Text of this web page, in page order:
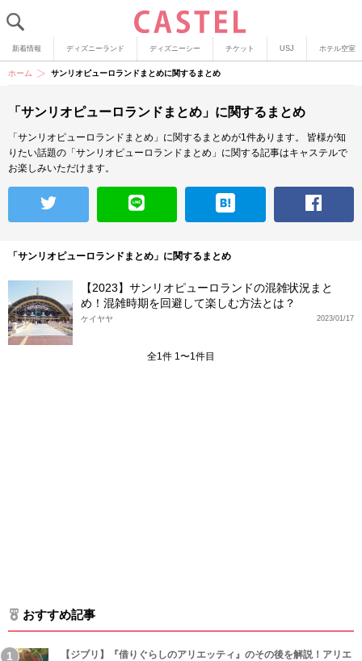
新着情報 ディズニーランド ディズニーシー チケット USJ ホテル空室
ホーム サンリオピューロランドまとめに関するまとめ
「サンリオピューロランドまとめ」に関するまとめ
「サンリオピューロランドまとめ」に関するまとめが1件あります。
皆様が知
りたい話題の「サンリオピューロランドまとめ」に関する記事はキャステルで
お楽しみいただけます。
「サンリオピューロランドまとめ」に関するまとめ
【2023】サンリオピューロランドの混雑状況まと
め！混雑時期を回避して楽しむ方法とは？
2023/01/17
ケイヤヤ
全1件 1〜1件目
おすすめ記事
【ジブリ】『借りぐらしのアリエッティ』のその後を解説！アリエ